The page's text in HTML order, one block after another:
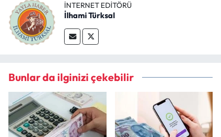
İNTERNET EDITÖRÜ
İlhami Türksal
Bunlar da ilginizi çekebilir